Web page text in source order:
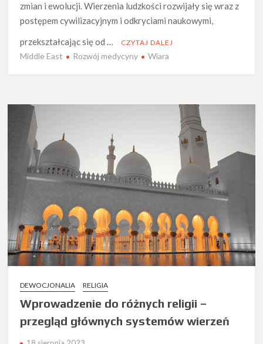
zmian i ewolucji. Wierzenia ludzkości rozwijały się wraz z
postępem cywilizacyjnym i odkryciami naukowymi,
przekształcając się od …
CZYTAJ DALEJ
Middle East Rozwój medycyny Wiara
DEWOCJONALIA RELIGIA
Wprowadzenie do różnych religii –
przegląd głównych systemów wierzeń